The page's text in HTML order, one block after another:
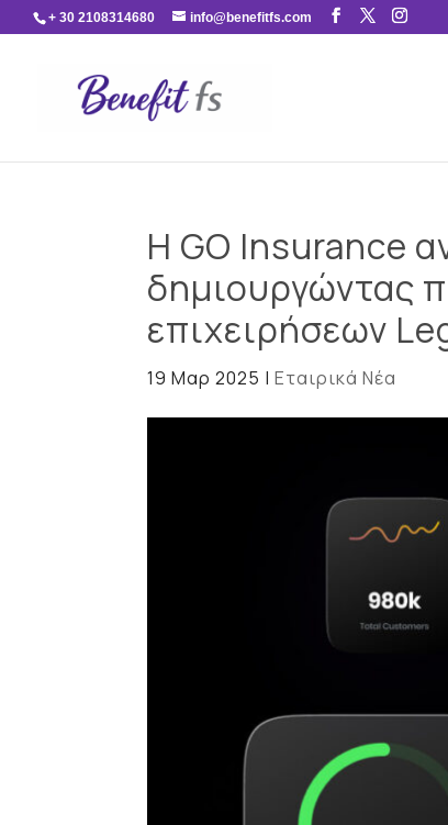
+ 30 2108314680 info@benefitfs.com
Η GO Insurance
δημιουργώντας
επιχειρήσεων
19 Μαρ 2025 |Εταιρικά Νέα